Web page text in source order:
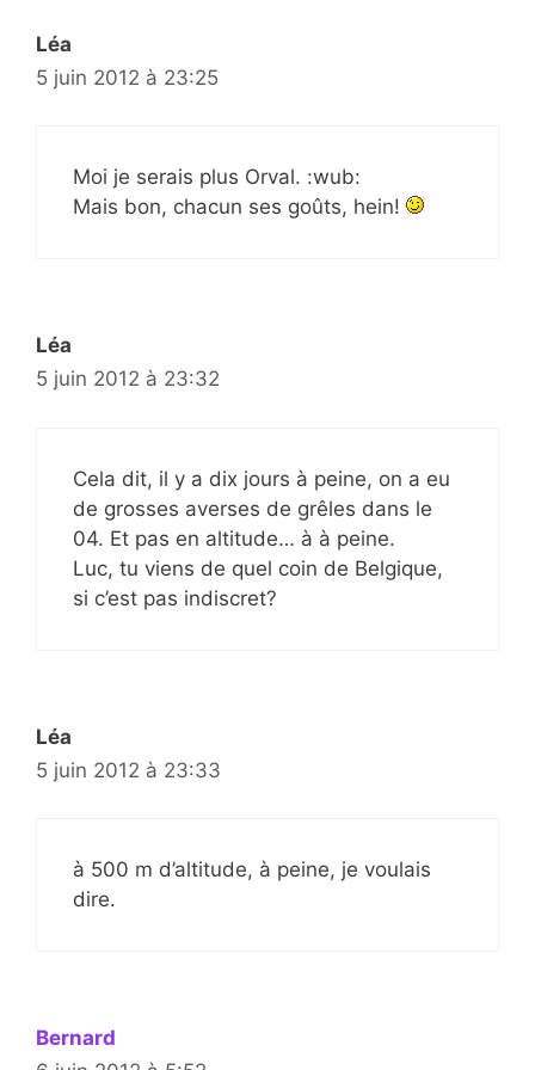
Léa
5 juin 2012 à 23:25
Moi je serais plus Orval. :wub:
Mais bon, chacun ses goûts, hein!
Léa
5 juin 2012 à 23:32
Cela dit, il y a dix jours à peine, on a eu
de grosses averses de grêles dans le
04. Et pas en altitude… à à peine.
Luc, tu viens de quel coin de Belgique,
si c’est pas indiscret?
Léa
5 juin 2012 à 23:33
à 500 m d’altitude, à peine, je voulais
dire.
Bernard